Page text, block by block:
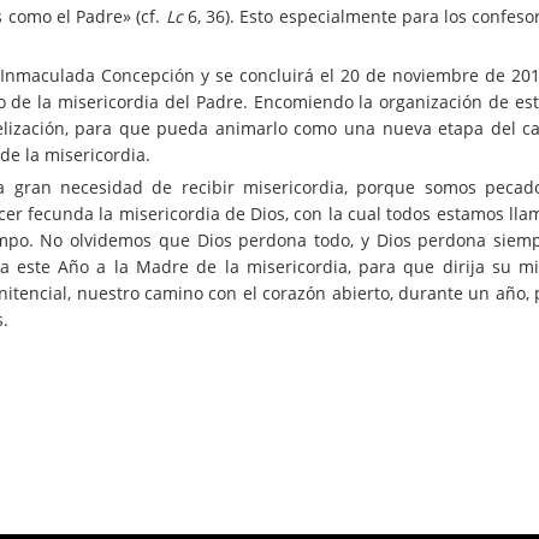
el Padre» (cf. Lc6, 36). Esto especialmente para los
Concepción y se concluirá el 20 de noviembre de
la misericordia del Padre. Encomiendo la organización de
para que pueda animarlo como una nueva etapa del
la misericordia.
necesidad de recibir misericordia, porque somos
fecunda la misericordia de Dios, con la cual todos estamos
No olvidemos que Dios perdona todo, y Dios perdona
este Año a la Madre de la misericordia, para que dirija su
nuestro camino con el corazón abierto, durante un año,